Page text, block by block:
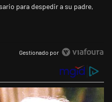
"Lionel Messi llegó a Rosario
para despedir a su padre,
Gestionado por